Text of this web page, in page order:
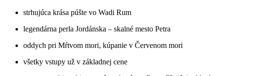
strhujúca krása púšte vo Wadi Rum
legendárna perla Jordánska – skalné mesto Petra
oddych pri Mŕtvom mori, kúpanie v Červenom mori
všetky vstupy už v základnej cene